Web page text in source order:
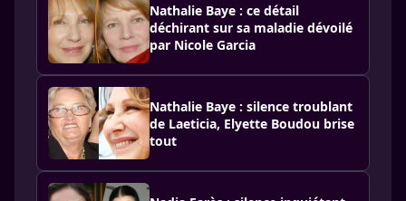
Nathalie Baye : ce détail
déchirant sur sa maladie dévoilé
par Nicole Garcia
Nathalie Baye : silence troublant
de Laeticia, Elyette Boudou brise
tout